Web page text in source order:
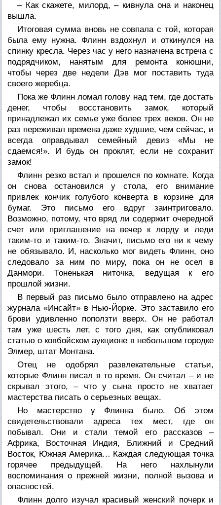
– Как скажете, милорд, – кивнула она и наконец
вышла.
Итоговая сумма вновь не совпала с той, которая
была ему нужна. Флинн вздохнул и откинулся на
спинку кресла. Через час у него назначена встреча с
подрядчиком, нанятым для ремонта конюшни,
чтобы через две недели Дэв мог поставить туда
своего жеребца.
Пока же Флинн ломал голову над тем, где достать
денег, чтобы восстановить замок, который
принадлежал их семье уже более трех веков. Он не
раз переживал времена даже худшие, чем сейчас, и
всегда оправдывал семейный девиз «Мы не
сдаемся!». И будь он проклят, если не сохранит
замок!
Флинн резко встал и прошелся по комнате. Когда
он снова остановился у стола, его внимание
привлек кончик голубого конверта в корзине для
бумаг. Это письмо его вдруг заинтриговало.
Возможно, потому, что вряд ли содержит очередной
счет или приглашение на вечер к лорду и леди
таким-то и таким-то. Значит, письмо его ни к чему
не обязывало. И, насколько мог видеть Флинн, оно
следовало за ним по миру, пока он не осел в
Данмори. Тоненькая ниточка, ведущая к его
прошлой жизни.
В первый раз письмо было отправлено на адрес
журнала «Инсайт» в Нью-Йорке. Это заставило его
брови удивленно поползти вверх. Он не работал
там уже шесть лет, с того дня, как опубликовал
статью о ковбойском аукционе в небольшом городке
Элмер, штат Монтана.
Отец не одобрял развлекательные статьи,
которые Флинн писал в то время. Он считал – и не
скрывал этого, – что у сына просто не хватает
мастерства писать о серьезных вещах.
Но мастерство у Флинна было. Об этом
свидетельствовали адреса тех мест, где он
побывал. Они и стали темой его рассказов –
Африка, Восточная Индия, Ближний и Средний
Восток, Южная Америка… Каждая следующая точка
горячее предыдущей. На него нахлынули
воспоминания о прежней жизни, полной вызова и
опасностей.
Флинн долго изучал красивый женский почерк и